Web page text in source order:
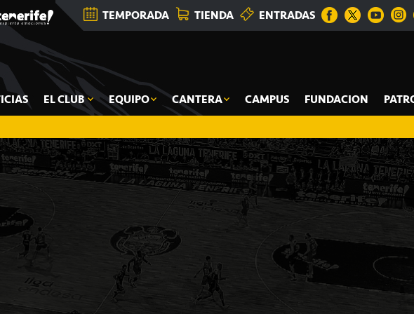
TEMPORADA TIENDA ENTRADAS
EL CLUB EQUIPO CANTERA CAMPUS FUNDACION